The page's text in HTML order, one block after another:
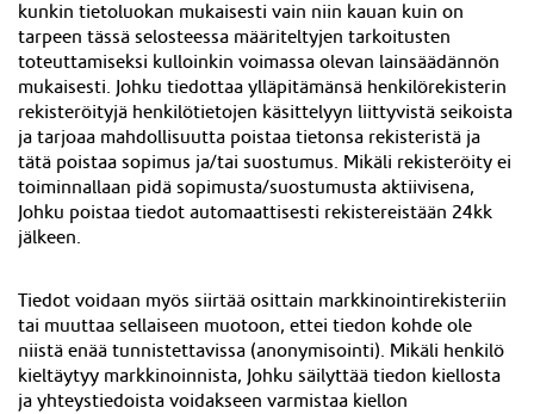
kunkin tietoluokan mukaisesti vain niin kauan kuin on
tarpeen tässä selosteessa määriteltyjen tarkoitusten
toteuttamiseksi kulloinkin voimassa olevan lainsäädännön
mukaisesti. Johku tiedottaa ylläpitämänsä henkilörekisterin
rekisteröityjä henkilötietojen käsittelyyn liittyvistä seikoista
ja tarjoaa mahdollisuutta poistaa tietonsa rekisteristä ja
tätä poistaa sopimus ja/tai suostumus. Mikäli rekisteröity ei
toiminnallaan pidä sopimusta/suostumusta aktiivisena,
Johku poistaa tiedot automaattisesti rekistereistään 24kk
jälkeen.
Tiedot voidaan myös siirtää osittain markkinointirekisteriin
tai muuttaa sellaiseen muotoon, ettei tiedon kohde ole
niistä enää tunnistettavissa (anonymisointi). Mikäli henkilö
kieltäytyy markkinoinnista, Johku säilyttää tiedon kiellosta
ja yhteystiedoista voidakseen varmistaa kiellon